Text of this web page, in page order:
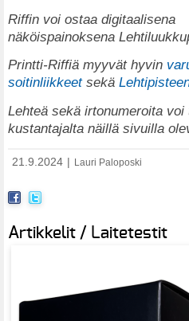
Riffin voi ostaa digitaalisena
näköispainoksena
Printti-Riffiä myyvät hyvin
soitinliikkeet sekä
Lehteä sekä irtonumeroita
kustantajalta näillä sivuilla
21.9.2024 Lauri Paloposki
Artikkelit / Laitetestit